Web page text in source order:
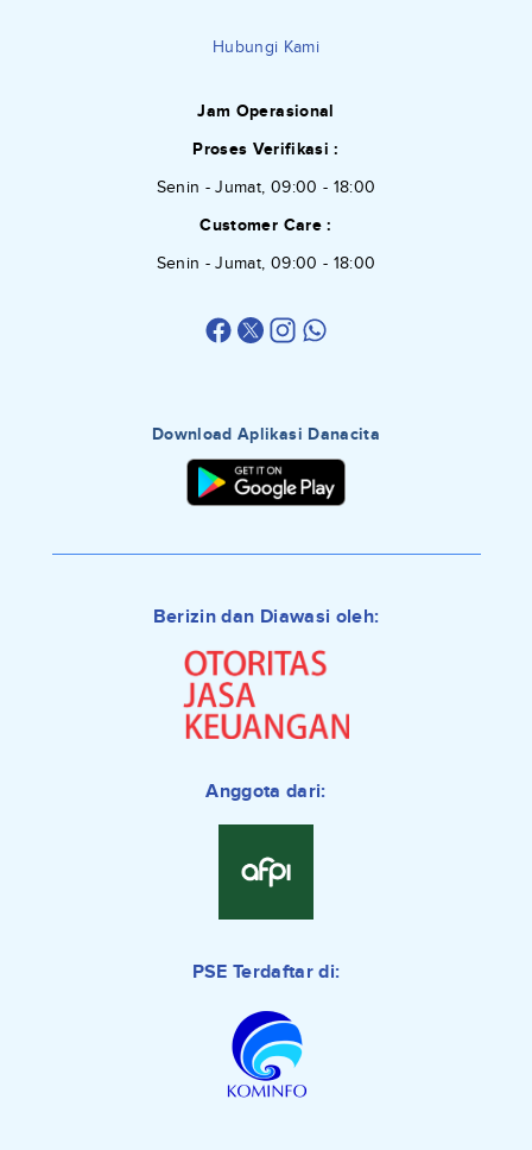
Hubungi Kami
Jam Operasional
Proses Verifikasi :
Senin - Jumat, 09:00 - 18:00
Customer Care :
Senin - Jumat, 09:00 - 18:00
Download Aplikasi Danacita
Berizin dan Diawasi oleh:
Anggota dari:
PSE Terdaftar di: